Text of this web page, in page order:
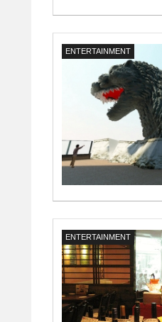
ENTERTAINMENT
ENTERTAINMENT